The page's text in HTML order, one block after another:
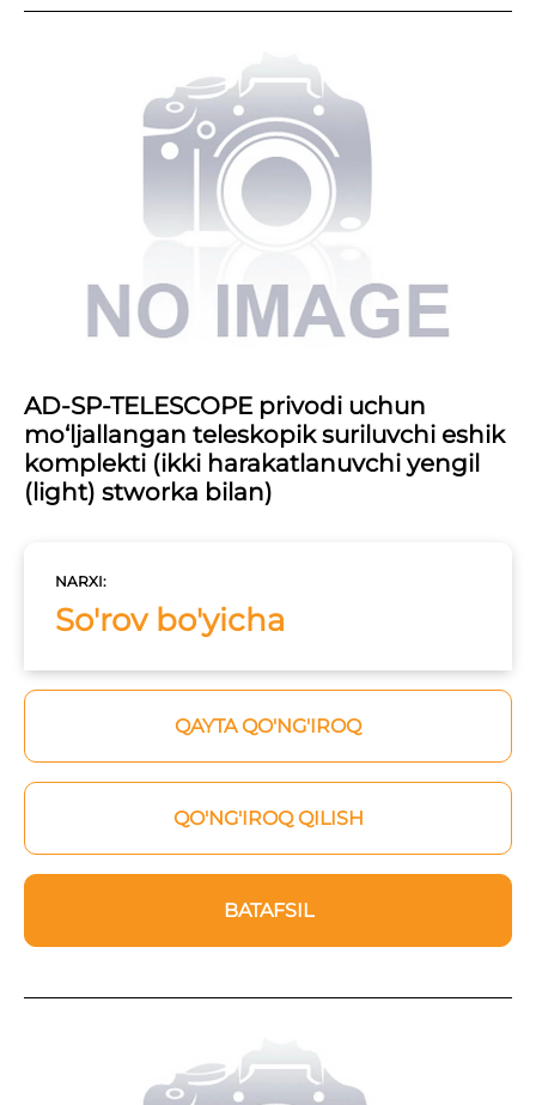
AD-SP-TELESCOPE privodi uchun
mo‘ljallangan teleskopik suriluvchi eshik
komplekti (ikki harakatlanuvchi yengil
(light) stworka bilan)
NARXI:
So'rov bo'yicha
QAYTA QO'NG'IROQ
QO'NG'IROQ QILISH
BATAFSIL